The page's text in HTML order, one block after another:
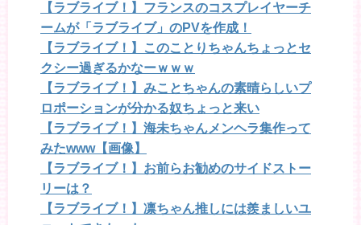
【ラブライブ！】フランスのコスプレイヤーチ
ームが「ラブライブ」のPVを作成！
【ラブライブ！】このことりちゃんちょっとセ
クシー過ぎるかなーｗｗｗ
【ラブライブ！】みことちゃんの素晴らしいプ
ロポーションが分かる奴ちょっと来い
【ラブライブ！】海未ちゃんメンヘラ集作って
みたwww【画像】
【ラブライブ！】お前らお勧めのサイドストー
リーは？
【ラブライブ！】凛ちゃん推しには羨ましいユ